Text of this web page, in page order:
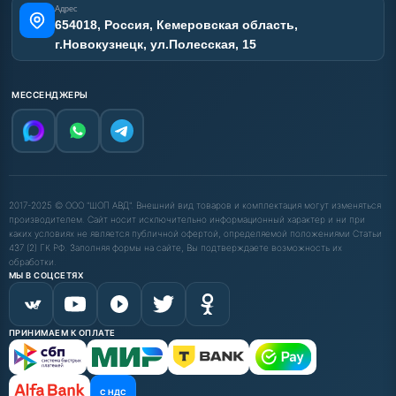
Адрес
654018, Россия, Кемеровская область,
г.Новокузнецк, ул.Полесская, 15
МЕССЕНДЖЕРЫ
2017-2025 © ООО "ШОП АВД". Внешний вид товаров и комплектация могут изменяться
производителем. Сайт носит исключительно информационный характер и ни при
каких условиях не является публичной офертой, определяемой положениями Статьи
437 (2) ГК РФ. Заполняя формы на сайте, Вы подтверждаете возможность их
обработки.
МЫ В СОЦСЕТЯХ
ПРИНИМАЕМ К ОПЛАТЕ
С НДС